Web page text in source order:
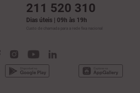
211 520 310
Dias úteis | 09h às 19h
Custo de chamada para a rede fixa nacional